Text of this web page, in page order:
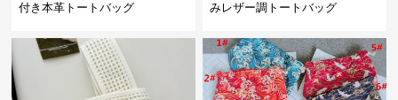
付き本革トートバッグ
みレザー調トートバッグ